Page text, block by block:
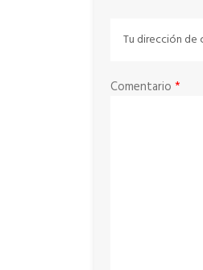
Tu dirección de
Comentario *